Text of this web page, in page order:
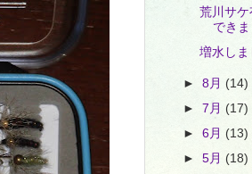
荒川サ
でき
増水しま
►8月 (14)
►7月 (17)
►6月(13)
►5月(18)